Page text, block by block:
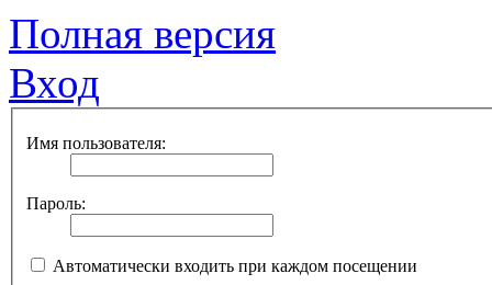
Полная версия
Вход
Имя пользователя:
Пароль:
Автоматически входить при каждом посещении